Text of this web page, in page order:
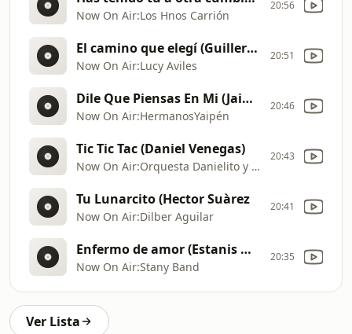
Now On Air:Los Hnos Carrión
20:56
El camino que elegí (Guillermo Pacheco)
Now On Air:Lucy Aviles
20:51
Dile Que Piensas En Mi (Jaime Yaypen Uypan)
Now On Air:HermanosYaipén
20:46
Tic Tic Tac (Daniel Venegas)
Now On Air:Orquesta Danielito y La Perú
20:43
Tu Lunarcito (Hector Suàrez
Now On Air:Dilber Aguilar
20:41
Enfermo de amor (Estanis Mogollón)
Now On Air:Stany Band
20:35
Ver Lista